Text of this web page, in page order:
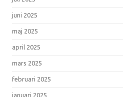
juni 2025
maj 2025
april 2025
mars 2025
februari 2025
januari 2025